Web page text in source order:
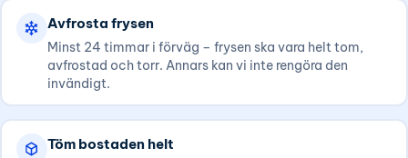
Avfrosta frysen
Minst 24 timmar i förväg – frysen ska vara helt tom,
avfrostad och torr. Annars kan vi inte rengöra den
invändigt.
Töm bostaden helt